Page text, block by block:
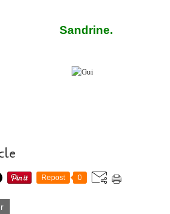
Sandrine.
Repost 0